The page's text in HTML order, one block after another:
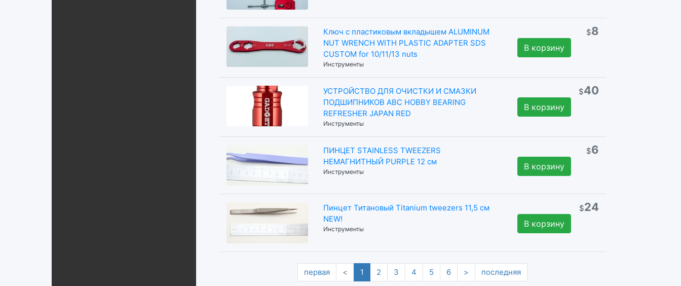
Ключ с пластиковым вкладышем ALUMINUM
NUT WRENCH WITH PLASTIC ADAPTER SDS
CUSTOM for 10/11/13 nuts
Инструменты
$8
В корзину
УСТРОЙСТВО ДЛЯ ОЧИСТКИ И СМАЗКИ
ПОДШИПНИКОВ ABC HOBBY BEARING
REFRESHER JAPAN RED
Инструменты
$40
В корзину
ПИНЦЕТ STAINLESS TWEEZERS
НЕМАГНИТНЫЙ PURPLE 12 см
Инструменты
$6
В корзину
Пинцет Титановый Titanium tweezers 11,5 см
NEW!
Инструменты
$24
В корзину
первая < 1 2 3 4 5 6 > последняя